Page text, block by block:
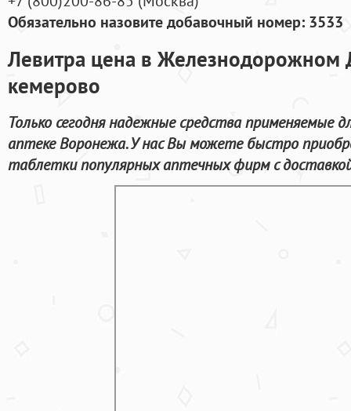
Обязательно назовите добавочный номер: 3533
Левитра цена в Железнодорожном
кемерово
Только сегодня надежные средства применяемые
аптеке Воронежа. У нас Вы можете быстро
таблетки популярных аптечных фирм с